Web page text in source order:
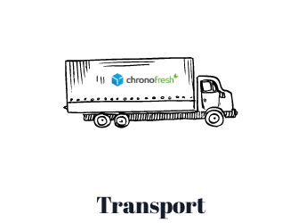
Transport